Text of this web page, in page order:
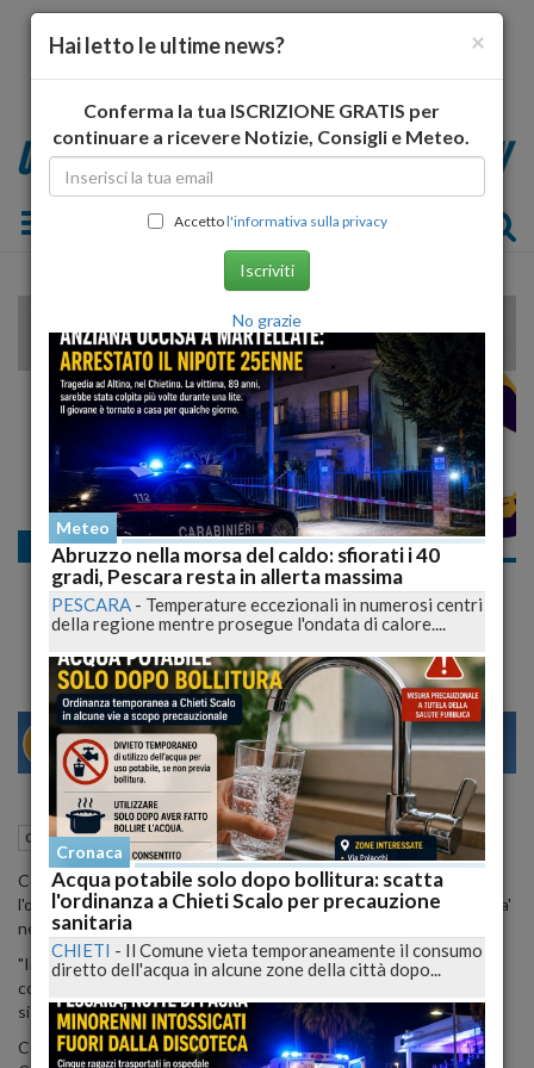
Toggle navigation
Cronaca
Terremoto L'Aquila, il 6 aprile "Insieme di
corsa per L'Aquila"
MILANO 29 31
Cronaca L'Aquila (AQ) 01 Aprile 2017 14:36
Correre compatti per non dimenticare la tragedia: questo
l'obiettivo della manifestazione della Guardia di Finanza che si terra'
nel capoluogo abruzzese a partire dalle 15:00 di giovedi' 6 aprile.
"Insieme, di corsa per L'Aquila" e' lo slogan dell'iniziativa, che si
colloca nel piu' ampio ambito degli eventi connessi al ricordo del
sisma che ha colpito l'Abruzzo otto anni fa.
Con il patrocinio della Regione Abruzzo, della Provincia e del
×
Hai letto le ultime news?
Conferma la tua ISCRIZIONE GRATIS per
continuare a ricevere Notizie, Consigli e Meteo.
Accettol'informativa sulla privacy
Iscriviti
No grazie
Meteo
Abruzzo nella morsa del caldo: sfiorati i 40
gradi, Pescara resta in allerta massima
PESCARA - Temperature eccezionali in numerosi centri
della regione mentre prosegue l'ondata di calore....
Cronaca
Acqua potabile solo dopo bollitura: scatta
l'ordinanza a Chieti Scalo per precauzione
sanitaria
CHIETI - Il Comune vieta temporaneamente il consumo
diretto dell'acqua in alcune zone della città dopo...